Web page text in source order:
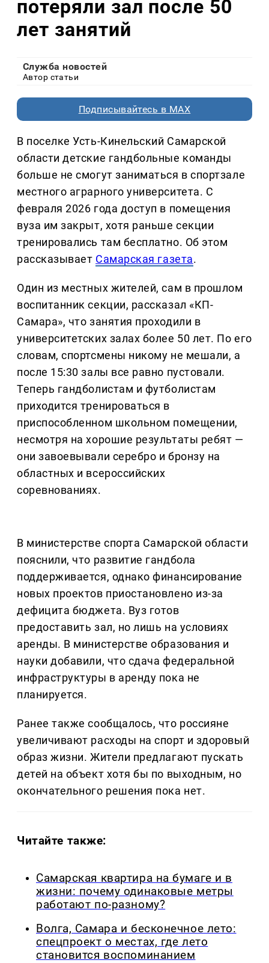
потеряли зал после 50
лет занятий
Служба новостей
Автор статьи
Подписывайтесь в MAX
В поселке Усть-Кинельский Самарской
области детские гандбольные команды
больше не смогут заниматься в спортзале
местного аграрного университета. С
февраля 2026 года доступ в помещения
вуза им закрыт, хотя раньше секции
тренировались там бесплатно. Об этом
рассказывает Самарская газета.
Один из местных жителей, сам в прошлом
воспитанник секции, рассказал «КП-
Самара», что занятия проходили в
университетских залах более 50 лет. По его
словам, спортсмены никому не мешали, а
после 15:30 залы все равно пустовали.
Теперь гандболистам и футболистам
приходится тренироваться в
приспособленном школьном помещении,
несмотря на хорошие результаты ребят —
они завоевывали серебро и бронзу на
областных и всероссийских
соревнованиях.
В министерстве спорта Самарской области
пояснили, что развитие гандбола
поддерживается, однако финансирование
новых проектов приостановлено из-за
дефицита бюджета. Вуз готов
предоставить зал, но лишь на условиях
аренды. В министерстве образования и
науки добавили, что сдача федеральной
инфраструктуры в аренду пока не
планируется.
Ранее также сообщалось, что россияне
увеличивают расходы на спорт и здоровый
образ жизни. Жители предлагают пускать
детей на объект хотя бы по выходным, но
окончательного решения пока нет.
Читайте также:
Самарская квартира на бумаге и в
жизни: почему одинаковые метры
работают по-разному?
Волга, Самара и бесконечное лето:
спецпроект о местах, где лето
становится воспоминанием